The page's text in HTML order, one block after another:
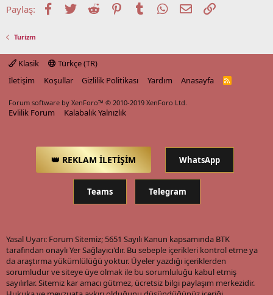
Paylaş: Facebook
TwitterReddit PinterestTumblrWhatsApp
E-postaLink
Turizm
Klasik
Türkçe (TR)
İletişim
Koşullar Gizlilik Politikası Yardım Anasayfa
R
Forum software by XenForo™ © 2010-2019 XenForo Ltd.
Evlilik Forum Kalabalık Yalnızlık
👑 REKLAM İLETİŞİM WhatsApp
Teams Telegram
Yasal Uyarı: Forum Sitemiz; 5651 Sayılı Kanun kapsamında BTK
tarafından onaylı Yer Sağlayıcı'dır. Bu sebeple içerikleri kontrol etme ya
da araştırma yükümlülüğü yoktur. Üyeler yazdığı içeriklerden
sorumludur ve siteye üye olmak ile bu sorumluluğu kabul etmiş
sayılırlar. Sitemiz kar amacı gütmez, ücretsiz bilgi paylaşım merkezidir.